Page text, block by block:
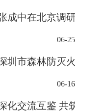
国北部海域
成中在北京调研防汛
06-25
生产和防汛救灾工作
圳市森林防灭火指挥部办公室组织召开
06-16
频会议 全力打赢“龙舟水”防御硬
化交流互鉴 共筑安全防线—陕西省决策咨